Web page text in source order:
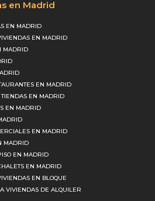
en Madrid
EN MADRID
EN MADRID
MADRID
EN MADRID
TIENDAS EN MADRID
EN MADRID
EN MADRID
MADRID
EN MADRID
EN MADRID
EN BLOQUE
VIVIENDAS DE ALQUILER